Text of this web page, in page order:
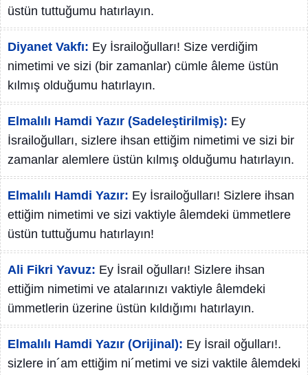
üstün tuttuğumu hatırlayın.
Diyanet Vakfı: Ey İsrailoğulları! Size verdiğim
nimetimi ve sizi (bir zamanlar) cümle âleme üstün
kılmış olduğumu hatırlayın.
Elmalılı Hamdi Yazır (Sadeleştirilmiş): Ey
İsrailoğulları, sizlere ihsan ettiğim nimetimi ve sizi bir
zamanlar alemlere üstün kılmış olduğumu hatırlayın.
Elmalılı Hamdi Yazır: Ey İsrailoğulları! Sizlere ihsan
ettiğim nimetimi ve sizi vaktiyle âlemdeki ümmetlere
üstün tuttuğumu hatırlayın!
Ali Fikri Yavuz: Ey İsrail oğulları! Sizlere ihsan
ettiğim nimetimi ve atalarınızı vaktiyle âlemdeki
ümmetlerin üzerine üstün kıldığımı hatırlayın.
Elmalılı Hamdi Yazır (Orijinal): Ey İsrail oğulları!.
sizlere in´am ettiğim ni´metimi ve sizi vaktile âlemdeki